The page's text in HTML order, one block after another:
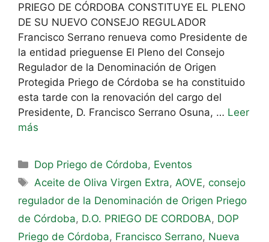
PRIEGO DE CÓRDOBA CONSTITUYE EL PLENO
DE SU NUEVO CONSEJO REGULADOR
Francisco Serrano renueva como Presidente de
la entidad prieguense El Pleno del Consejo
Regulador de la Denominación de Origen
Protegida Priego de Córdoba se ha constituido
esta tarde con la renovación del cargo del
Presidente, D. Francisco Serrano Osuna, … Leer
más
Dop Priego de Córdoba, Eventos
Aceite de Oliva Virgen Extra, AOVE,consejo
regulador de la Denominación de Origen Priego
de Córdoba, D.O. PRIEGO DE CORDOBA, DOP
Priego de Córdoba, Francisco Serrano, Nueva